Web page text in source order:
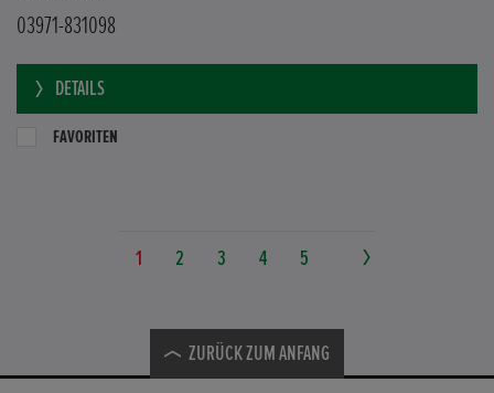
03971-831098
DETAILS
FAVORITEN
1 2 3 4 5
ZURÜCK ZUM ANFANG